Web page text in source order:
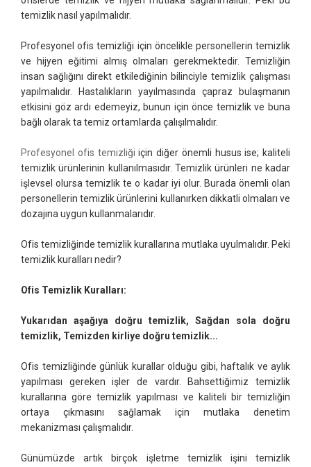
temizlik nasıl yapılmalıdır.
Profesyonel ofis temizliği için öncelikle personellerin temizlik
ve hijyen eğitimi almış olmaları gerekmektedir. Temizliğin
insan sağlığını direkt etkilediğinin bilinciyle temizlik çalışması
yapılmalıdır. Hastalıkların yayılmasında çapraz bulaşmanın
etkisini göz ardı edemeyiz, bunun için önce temizlik ve buna
bağlı olarak ta temiz ortamlarda çalışılmalıdır.
Profesyonel ofis temizliği için diğer önemli husus ise; kaliteli
temizlik ürünlerinin kullanılmasıdır. Temizlik ürünleri ne kadar
işlevsel olursa temizlik te o kadar iyi olur. Burada önemli olan
personellerin temizlik ürünlerini kullanırken dikkatli olmaları ve
dozajına uygun kullanmalarıdır.
Ofis temizliğinde temizlik kurallarına mutlaka uyulmalıdır. Peki
temizlik kuralları nedir?
Ofis Temizlik Kuralları:
Yukarıdan aşağıya doğru temizlik, Sağdan sola doğru
temizlik, Temizden kirliye doğru temizlik...
Ofis temizliğinde günlük kurallar olduğu gibi, haftalık ve aylık
yapılması gereken işler de vardır. Bahsettiğimiz temizlik
kurallarına göre temizlik yapılması ve kaliteli bir temizliğin
ortaya çıkmasını sağlamak için mutlaka denetim
mekanizması çalışmalıdır.
Günümüzde artık birçok işletme temizlik işini temizlik